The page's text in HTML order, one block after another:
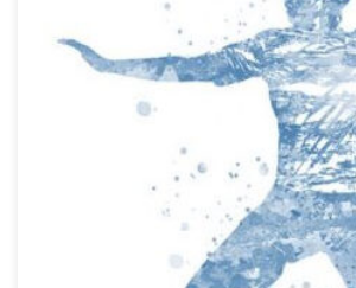
Nemesnádudvari NKSZE – CZ-Gyulasport
Vasárnap délután a Nemesnádudvar
Katalin kerete: Mike Mária (kapus), Nagy Petra
Sztella 7 (2), Illés Lilla 6, Gelegonya Anita 3,
Kamilla 1, Csere: Triffa Zsuzsanna (kapus),